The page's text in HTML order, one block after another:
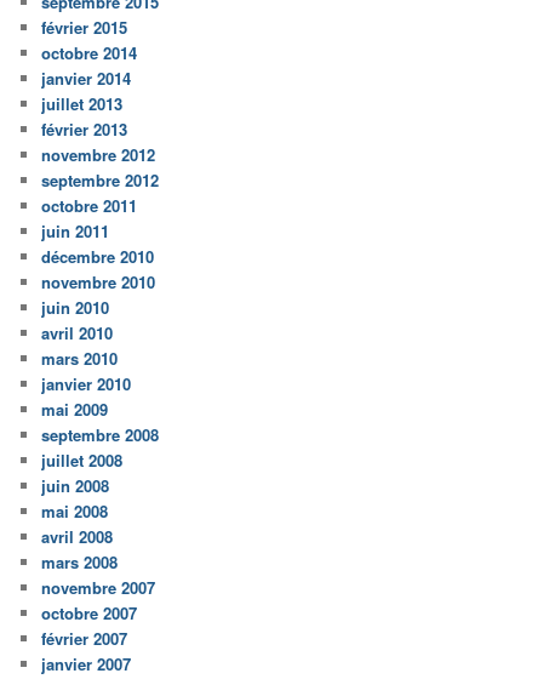
février 2015
octobre 2014
janvier 2014
juillet 2013
février 2013
novembre 2012
septembre 2012
octobre 2011
juin 2011
décembre 2010
novembre 2010
juin 2010
avril 2010
mars 2010
janvier 2010
mai 2009
septembre 2008
juillet 2008
juin 2008
mai 2008
avril 2008
mars 2008
novembre 2007
octobre 2007
février 2007
janvier 2007